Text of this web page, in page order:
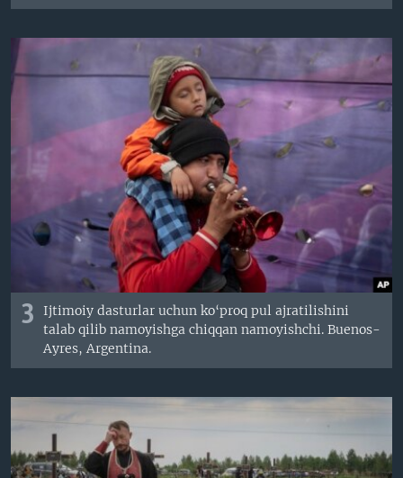
3
Ijtimoiy dasturlar uchun ko‘proq pul ajratilishini
talab qilib namoyishga chiqqan namoyishchi. Buenos-
Ayres, Argentina.